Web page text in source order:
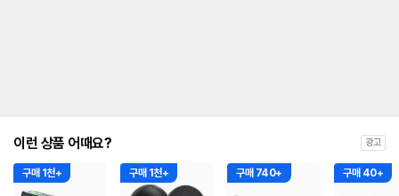
이런 상품 어때요? 광고
구매 1천+ 구매 1천+ 구매 740+ 구매 40+